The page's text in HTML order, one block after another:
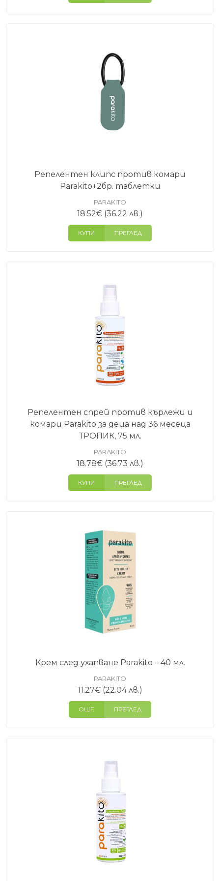
Репелентен клипс против комари
Parakito+2бр. таблетки
PARAKITO
18.52€ (36.22 лв.)
КУПИ ПРЕГЛЕД
Репелентен спрей против кърлежи и
комари Parakito за деца над 36 месеца
ТРОПИК, 75 мл.
PARAKITO
18.78€ (36.73 лв.)
КУПИ ПРЕГЛЕД
Крем след ухапване Parakito – 40 мл.
PARAKITO
11.27€ (22.04 лв.)
ОЩЕ ПРЕГЛЕД